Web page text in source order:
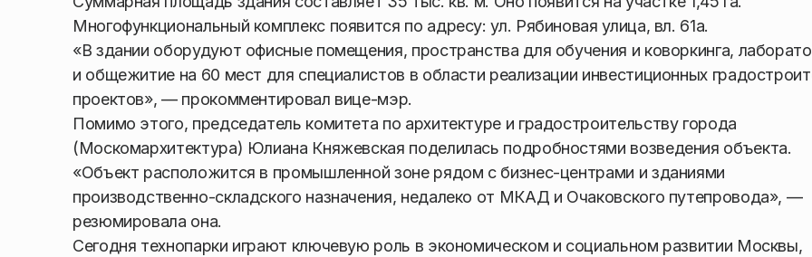
Многофункциональный комплекс появится по адресу: ул. Рябиновая улица, вл. 61а.
«В здании оборудуют офисные помещения, пространства для обучения и коворкинга,
и общежитие на 60 мест для специалистов в области реализации инвестиционных
проектов», — прокомментировал вице-мэр.
Помимо этого, председатель комитета по архитектуре и градостроительству города
(Москомархитектура) Юлиана Княжевская поделилась подробностями возведения объекта.
«Объект расположится в промышленной зоне рядом с бизнес-центрами и зданиями
производственно-складского назначения, недалеко от МКАД и Очаковского путепровода», —
резюмировала она.
Сегодня технопарки играют ключевую роль в экономическом и социальном развитии Москвы,